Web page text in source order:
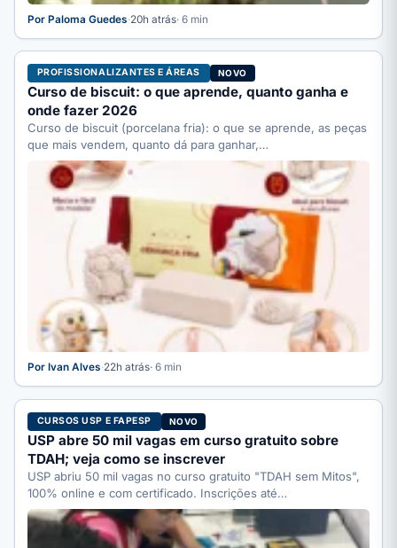
Por Paloma Guedes·20h atrás· 6 min
PROFISSIONALIZANTES E ÁREAS NOVO
Curso de biscuit: o que aprende, quanto ganha e
onde fazer 2026
Curso de biscuit (porcelana fria): o que se aprende, as peças
que mais vendem, quanto dá para ganhar,…
Por Ivan Alves·22h atrás· 6 min
CURSOS USP E FAPESP NOVO
USP abre 50 mil vagas em curso gratuito sobre
TDAH; veja como se inscrever
USP abriu 50 mil vagas no curso gratuito "TDAH sem Mitos",
100% online e com certificado. Inscrições até…